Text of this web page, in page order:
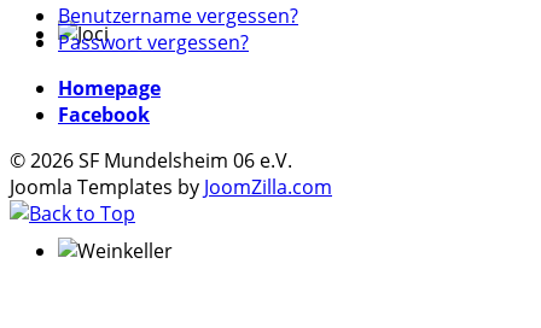
Benutzername vergessen?
Passwort vergessen?
Homepage
Facebook
© 2026 SF Mundelsheim 06 e.V.
Joomla Templates by JoomZilla.com